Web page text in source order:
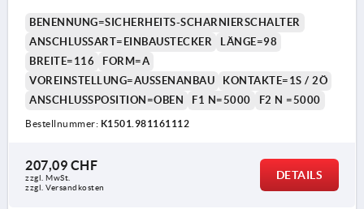
BENENNUNG=SICHERHEITS-SCHARNIERSCHALTER
ANSCHLUSSART=EINBAUSTECKER
LÄNGE=98
BREITE=116
FORM=A
VOREINSTELLUNG=AUSSENANBAU
KONTAKTE=1S / 2Ö
ANSCHLUSSPOSITION=OBEN
F1 N=5000 F2 N =5000
Bestellnummer: K1501.981161112
207,09 CHF
zzgl. MwSt.
zzgl. Versandkosten
DETAILS